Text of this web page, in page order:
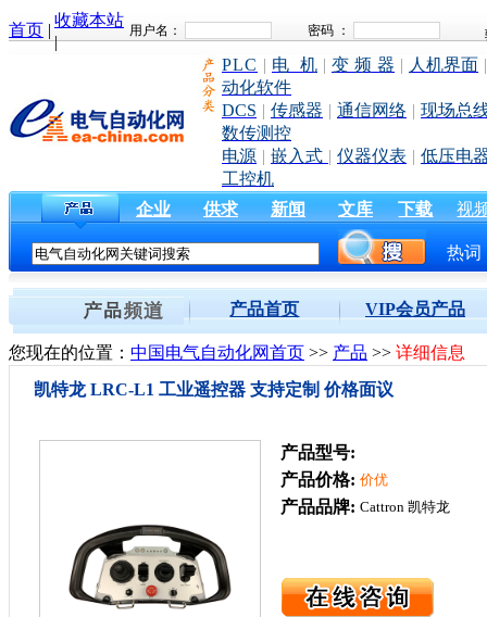
首页 |
收藏本站
|
PLC | 电 机 | 变 频 器 | 人机界面 |
动化软件
DCS | 传感器 | 通信网络 | 现场总
数传测控
电源 | 嵌入式 | 仪器仪表 | 低压电
工控机
企业
供求 新闻 文库 下载 视
热词
产品首页 VIP会员产品
您现在的位置： 中国电气自动化网首页 >> 产品 >> 详细信息
凯特龙 LRC-L1 工业遥控器 支持定制 价格面议
产品型号:
产品价格: 价优
产品品牌: Cattron 凯特龙